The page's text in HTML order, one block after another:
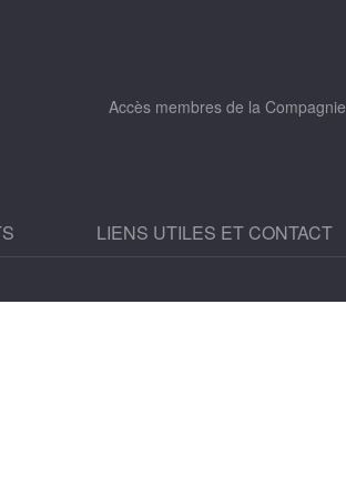
Accès membres de la Compagnie
LIENS UTILES ET CONTACT